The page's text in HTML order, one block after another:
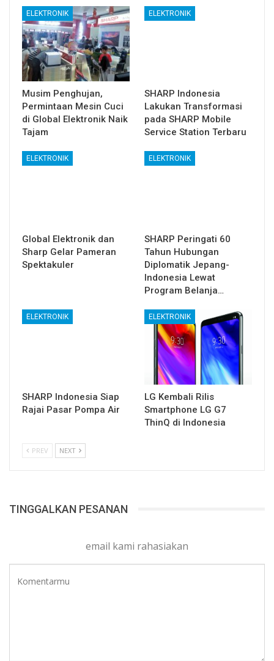
ELEKTRONIK
Musim Penghujan,
Permintaan Mesin Cuci
di Global Elektronik Naik
Tajam
ELEKTRONIK
SHARP Indonesia
Lakukan Transformasi
pada SHARP Mobile
Service Station Terbaru
ELEKTRONIK
Global Elektronik dan
Sharp Gelar Pameran
Spektakuler
ELEKTRONIK
SHARP Peringati 60
Tahun Hubungan
Diplomatik Jepang-
Indonesia Lewat
Program Belanja…
ELEKTRONIK
SHARP Indonesia Siap
Rajai Pasar Pompa Air
ELEKTRONIK
LG Kembali Rilis
Smartphone LG G7
ThinQ di Indonesia
PREV NEXT
TINGGALKAN PESANAN
email kami rahasiakan